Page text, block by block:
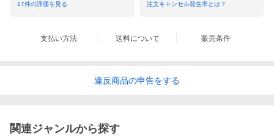
17件の評価を見る 注文キャンセル発生率とは？
支払い方法 送料について 販売条件
違反商品の申告をする
関連ジャンルから探す